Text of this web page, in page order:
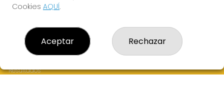
LOTERÍA EL CARPÍN DORADO
¿Quiénes somos?
Resultados
Cookies AQUÍ.
Aceptar Rechazar